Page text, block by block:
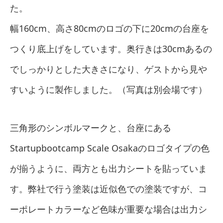
た。
幅160cm、高さ80cmのロゴの下に20cmの台座を
つくり底上げをしています。奥行きは30cmあるの
でしっかりとした大きさになり、ゲストから見や
すいように製作しました。（写真は別会場です）
三角形のシンボルマークと、台座にある
Startupbootcamp Scale Osakaのロゴタイプの色
が揃うように、両方とも出力シートを貼っていま
す。弊社で行う塗装は近似色での塗装ですが、コ
ーポレートカラーなど色味が重要な場合は出力シ